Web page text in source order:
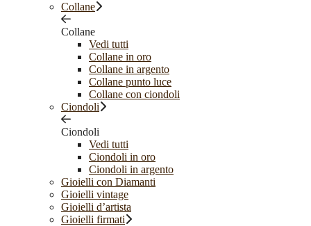
Collane
Collane
Vedi tutti
Collane in oro
Collane in argento
Collane punto luce
Collane con ciondoli
Ciondoli
Ciondoli
Vedi tutti
Ciondoli in oro
Ciondoli in argento
Gioielli con Diamanti
Gioielli vintage
Gioielli d’artista
Gioielli firmati